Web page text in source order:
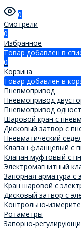
0
Смотрели
0
Избранное
Товар добавлен в
0
Корзина
Товар добавлен в
Пневмопривод
Пневмопривод
Пневмопривод
Шаровой кран с
Дисковый затвор с
Пневматический
Клапан фланцевый с
Клапан муфтовый с
Электромагнитный
Запорная арматура с
Кран шаровой с
Дисковый затвор с
Контрольно-
Ротаметры
Запорно-